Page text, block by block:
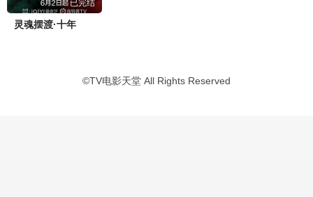
已完结
灵魂摆渡·十年
©TV电影天堂 All Rights Reserved